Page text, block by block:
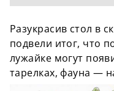
Разукрасив стол в
подвели итог, что
лужайке могут
тарелках, фауна —